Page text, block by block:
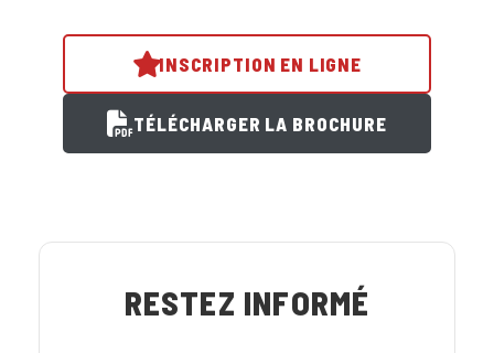
INSCRIPTION EN LIGNE
TÉLÉCHARGER LA BROCHURE
RESTEZ INFORMÉ